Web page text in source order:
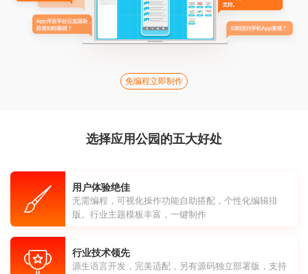
免编程立即制作
选择应用公园的五大好处
用户体验绝佳
无需编程，可视化操作功能自助搭配，个性化编辑排
版。行业主题模板丰富，一键制作
行业技术领先
源生语言开发，完美适配，另有源码独立部署版，支持